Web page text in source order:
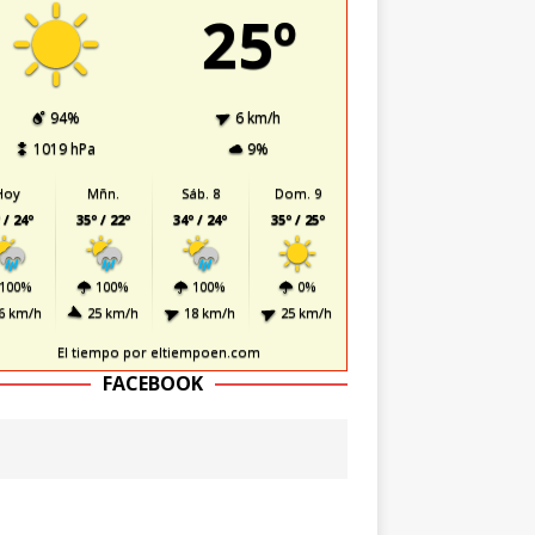
25º
94%
6 km/h
1019 hPa
9%
/ 24º
100%
km/h
Mñn.
35º / 22º
100%
25 km/h
Sáb. 8
34º / 24º
100%
18 km/h
Dom. 9
35º / 25º
0%
25 km/h
El tiempo por eltiempoen.com
FACEBOOK